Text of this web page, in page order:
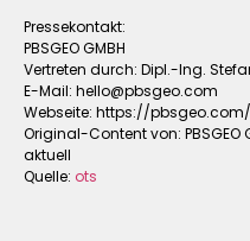
Pressekontakt:
PBSGEO GMBH
Vertreten durch: Dipl.-Ing.
E-Mail: hello@pbsgeo.com
Webseite: https://
Original-Content von: PBSGEO
aktuell
Quelle: ots